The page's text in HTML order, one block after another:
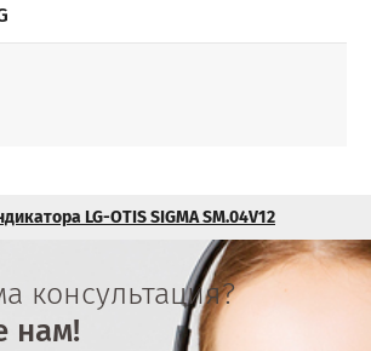
LG-OTIS SIGMA SM.04V12
консультация?
нам!